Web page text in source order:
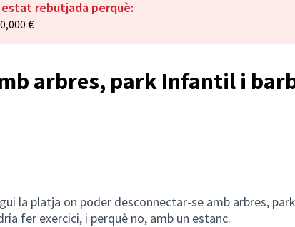
rebutjada perquè:
€
arbres, park Infantil i
la platja on poder desconnectar-se amb arbres,
fer exercici, i perquè no, amb un estanc.